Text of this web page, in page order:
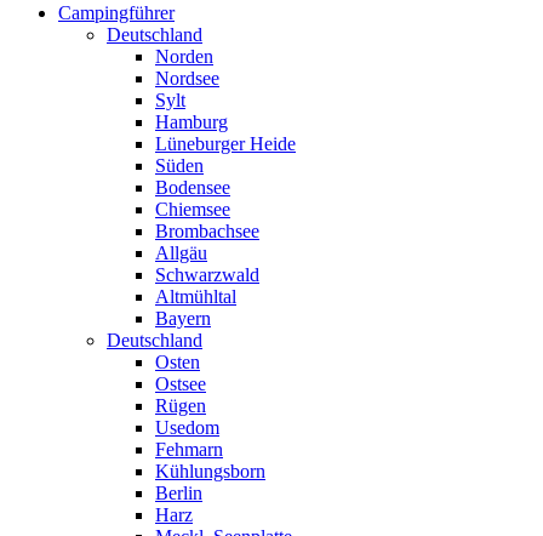
Campingführer
Deutschland
Norden
Nordsee
Sylt
Hamburg
Lüneburger Heide
Süden
Bodensee
Chiemsee
Brombachsee
Allgäu
Schwarzwald
Altmühltal
Bayern
Deutschland
Osten
Ostsee
Rügen
Usedom
Fehmarn
Kühlungsborn
Berlin
Harz